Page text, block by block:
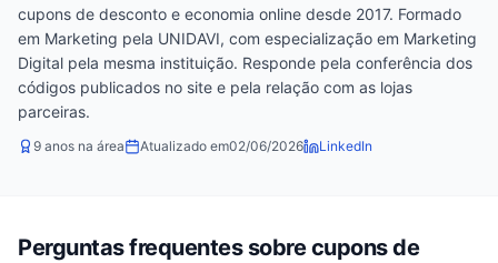
cupons de desconto e economia online desde 2017. Formado
em Marketing pela UNIDAVI, com especialização em Marketing
Digital pela mesma instituição. Responde pela conferência dos
códigos publicados no site e pela relação com as lojas
parceiras.
9 anos na área Atualizado em02/06/2026 LinkedIn
Perguntas frequentes sobre cupons de